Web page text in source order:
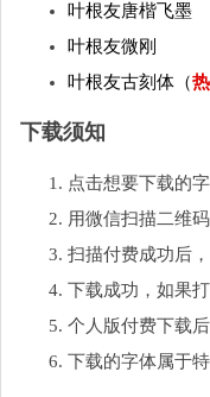
叶根友唐楷飞墨
叶根友微刚
叶根友古刻体（热
下载须知
点击想要下载的
用微信扫描二维
扫描付费成功后
下载成功，如果
个人版付费下载
下载的字体属于